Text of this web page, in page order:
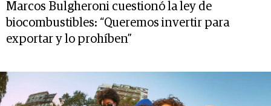
Marcos Bulgheroni cuestionó la ley de
biocombustibles: “Queremos invertir para
exportar y lo prohíben”